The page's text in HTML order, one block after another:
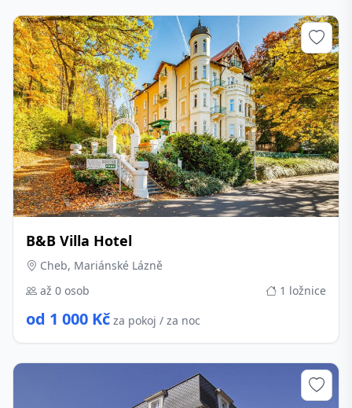
B&B Villa Hotel
Cheb, Mariánské Lázně
až 0 osob
1 ložnice
od 1 000 Kč za pokoj / za noc